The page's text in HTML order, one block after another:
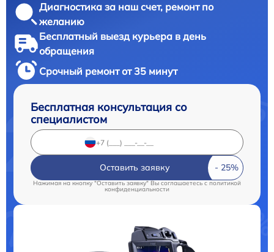
Диагностика за наш счет, ремонт по
желанию
Бесплатный выезд курьера в день
обращения
Срочный ремонт от 35 минут
Бесплатная консультация со
специалистом
Оставить заявку
Нажимая на кнопку "Оставить заявку" Вы соглашаетесь c политикой
конфиденциальности